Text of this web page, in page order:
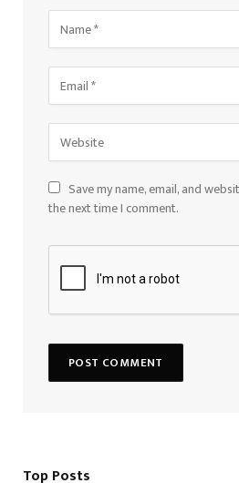
Save my name, email, and
the next time I comment.
Top Posts